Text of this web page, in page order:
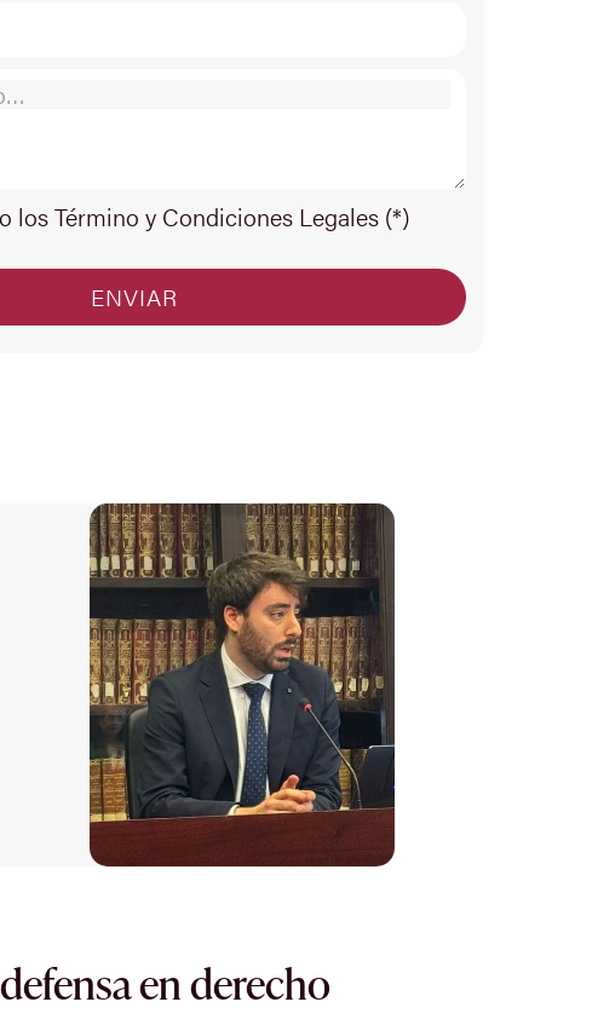
los Término y Condiciones Legales (*)
en derecho